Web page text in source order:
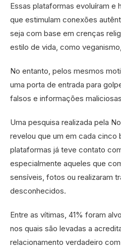
Essas plataformas evoluíram
que estimulam conexões
seja com base em crenças
estilo de vida, como
No entanto, pelos mesmos
uma porta de entrada para
falsos e informações
Uma pesquisa realizada pela
revelou que um em cada cinco
plataformas já teve contato
especialmente aqueles que
sensíveis, fotos ou realizaram
desconhecidos.
Entre as vítimas, 41% foram
nos quais são levadas a
relacionamento verdadeiro